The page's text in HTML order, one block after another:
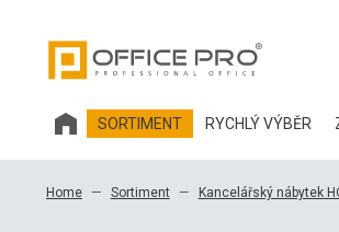
SORTIMENT RYCHLÝ VÝBĚR
Home Sortiment Kancelářský nábytek